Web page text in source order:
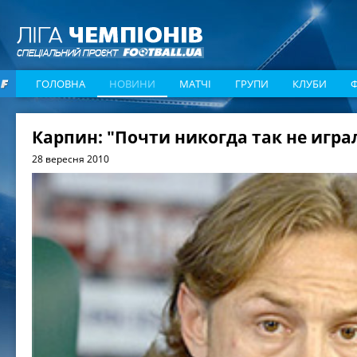
ГОЛОВНА НОВИНИ МАТЧІ ГРУПИ КЛУБИ
Карпин: "Почти никогда так не
28 вересня 2010